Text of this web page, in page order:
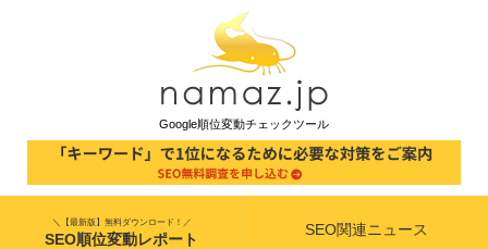
Google順位変動チェックツール
＼【最新版】無料ダウンロード！／
SEO順位変動レポート
SEO関連ニュース